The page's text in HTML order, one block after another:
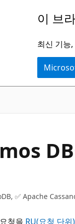
이 브
최신 기능
✅ Apache
청을 RU(요청 단위)